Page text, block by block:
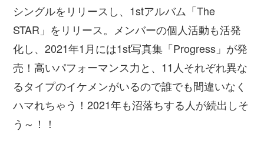
シングルをリリースし、1stアルバム「The
STAR」をリリース。メンバーの個人活動も活発
化し、2021年1月には1st写真集「Progress」が発
売！高いパフォーマンス力と、11人それぞれ異な
るタイプのイケメンがいるので誰でも間違いなく
ハマれちゃう！2021年も沼落ちする人が続出しそ
う～！！